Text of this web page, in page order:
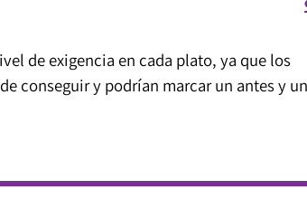
de exigencia en cada plato, ya que los
conseguir y podrían marcar un antes y un